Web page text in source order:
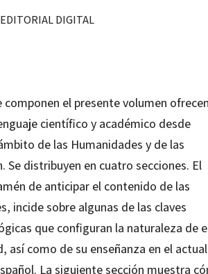
DIGITAL
el presente volumen
científico y académico desde
de las Humanidades y de las
Se distribuyen en cuatro secciones. El
de anticipar el contenido de las
incide sobre algunas de las claves
que configuran la naturaleza de
así como de su enseñanza en el actual
La siguiente sección muestra